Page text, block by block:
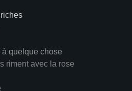
à quelque chose
riment avec la rose